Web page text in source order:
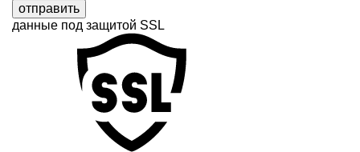
отправить
данные под защитой SSL